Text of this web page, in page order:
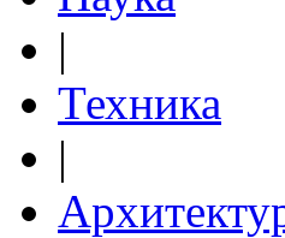
|
Техника
|